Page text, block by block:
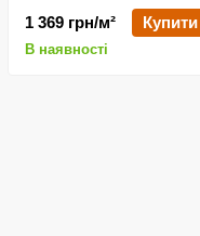
1 369 грн/м²
Купити
В наявності